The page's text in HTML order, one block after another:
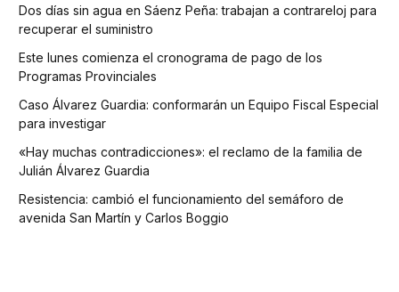
Dos días sin agua en Sáenz Peña: trabajan a contrareloj para
recuperar el suministro
Este lunes comienza el cronograma de pago de los
Programas Provinciales
Caso Álvarez Guardia: conformarán un Equipo Fiscal Especial
para investigar
«Hay muchas contradicciones»: el reclamo de la familia de
Julián Álvarez Guardia
Resistencia: cambió el funcionamiento del semáforo de
avenida San Martín y Carlos Boggio